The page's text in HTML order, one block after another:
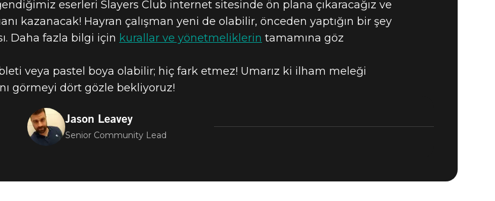
eserleri Slayers Club internet sitesinde ön plana çıkaracağız ve
kazanacak! Hayran çalışman yeni de olabilir, önceden yaptığın bir şey
Daha fazla bilgi için kurallar ve yönetmeliklerin tamamına göz
veya pastel boya olabilir; hiç fark etmez! Umarız ki ilham meleği
görmeyi dört gözle bekliyoruz!
Jason Leavey
Senior Community Lead